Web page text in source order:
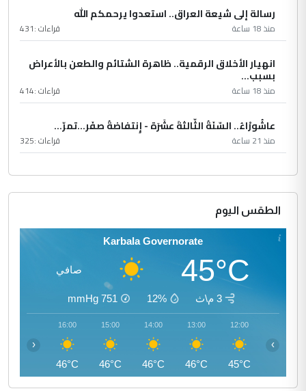
رسالة إلى شيعة العراق.. استعدوا يرحمكم الله
منذ 18 ساعة قراءات :431
انهيار الأخلاق الرقمية.. ظاهرة الشتائم والطعن بالأعراض
بسبب...
منذ 18 ساعة قراءات :414
عاشُورْاءُ.. السّنَةُ الثّالثةَ عشَرَة - إِنتفاضةُ صفَر…تمرّ...
منذ 21 ساعة قراءات :325
الطقس اليوم
Karbala Governorate
45°C صافي
3 م\ث 12%
751
mmHg
12:00
45°C
13:00
46°C
14:00
46°C
15:00
46°C
16:00
46°C
‹ ›